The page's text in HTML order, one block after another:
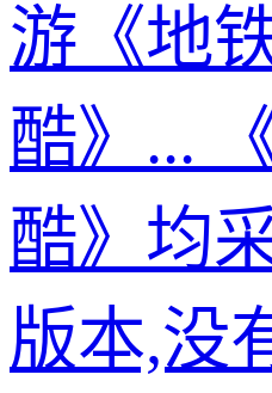
游《地
酷》...
酷》均
版本,没